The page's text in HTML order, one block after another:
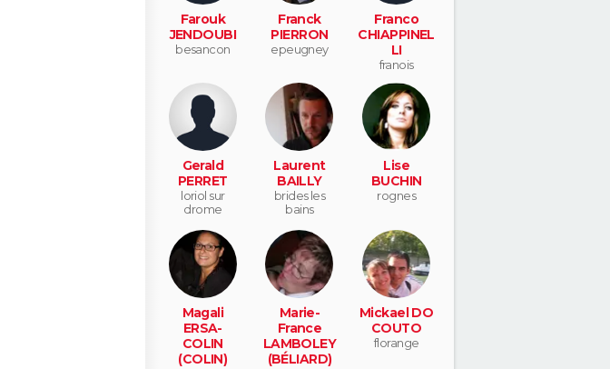
Farouk
JENDOUBI
besancon
Franck
PIERRON
epeugney
Franco
CHIAPPINEL
LI
franois
Gerald
PERRET
loriol sur
drome
Laurent
BAILLY
brides les
bains
Lise
BUCHIN
rognes
Magali
ERSA-
COLIN
(COLIN)
Marie-
France
LAMBOLEY
(BÉLIARD)
Mickael DO
COUTO
florange